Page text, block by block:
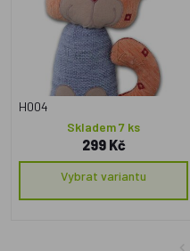
H004
Skladem 7 ks
299 Kč
Vybrat variantu